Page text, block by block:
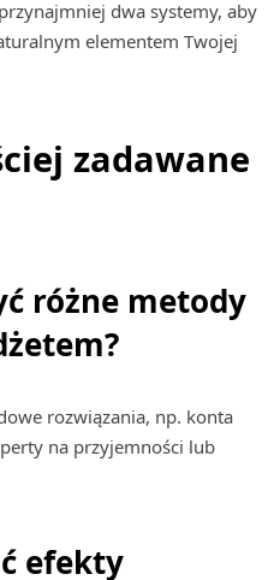
dwa systemy, aby
elementem Twojej
zadawane
różne metody
rozwiązania, np. konta
na przyjemności lub
efekty